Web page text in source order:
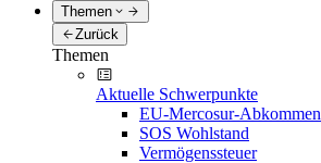
Themen
Zurück
Themen
Aktuelle Schwerpunkte
EU-Mercosur-Abkommen
SOS Wohlstand
Vermögenssteuer